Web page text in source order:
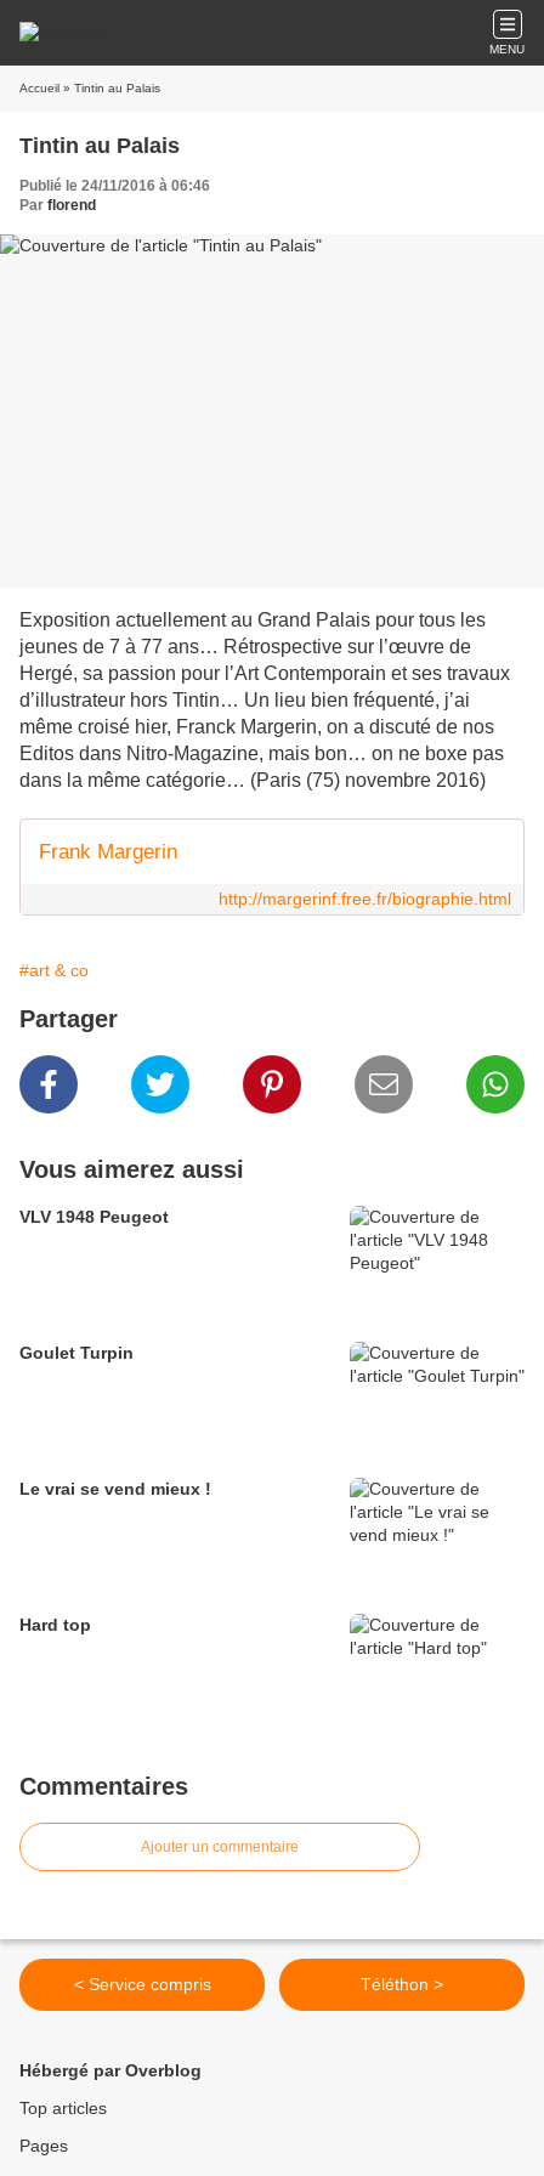
MENU
Accueil » Tintin au Palais
Tintin au Palais
Publié le 24/11/2016 à 06:46
Par florend
Exposition actuellement au Grand Palais pour tous les
jeunes de 7 à 77 ans… Rétrospective sur l’œuvre de
Hergé, sa passion pour l’Art Contemporain et ses travaux
d’illustrateur hors Tintin… Un lieu bien fréquenté, j’ai
même croisé hier, Franck Margerin, on a discuté de nos
Editos dans Nitro-Magazine, mais bon… on ne boxe pas
dans la même catégorie… (Paris (75) novembre 2016)
Frank Margerin
http://margerinf.free.fr/biographie.html
#art & co
Partager
Vous aimerez aussi
VLV 1948 Peugeot
Goulet Turpin
Le vrai se vend mieux !
Hard top
Commentaires
Ajouter un commentaire
< Service compris Téléthon >
Hébergé par Overblog
Top articles
Pages